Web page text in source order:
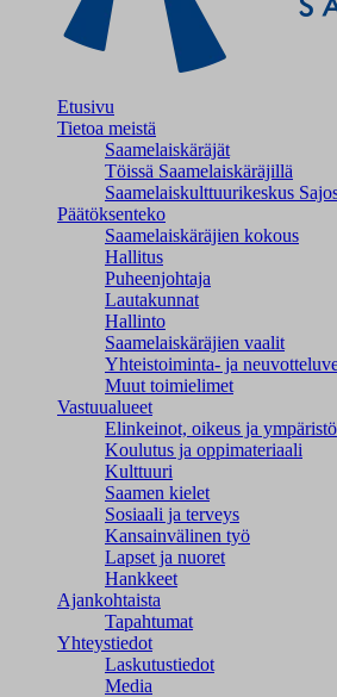
Etusivu
Tietoa meistä
Saamelaiskäräjät
Töissä Saamelaiskäräjillä
Saamelaiskulttuuri­keskus
Päätöksenteko
Saamelaiskäräjien kokous
Hallitus
Puheenjohtaja
Lautakunnat
Hallinto
Saamelaiskäräjien vaalit
Yhteistoiminta- ja
Muut toimielimet
Vastuualueet
Elinkeinot, oikeus ja ympäristö
Koulutus ja oppimateriaali
Kulttuuri
Saamen kielet
Sosiaali ja terveys
Kansainvälinen työ
Lapset ja nuoret
Hankkeet
Ajankohtaista
Tapahtumat
Yhteystiedot
Laskutustiedot
Media